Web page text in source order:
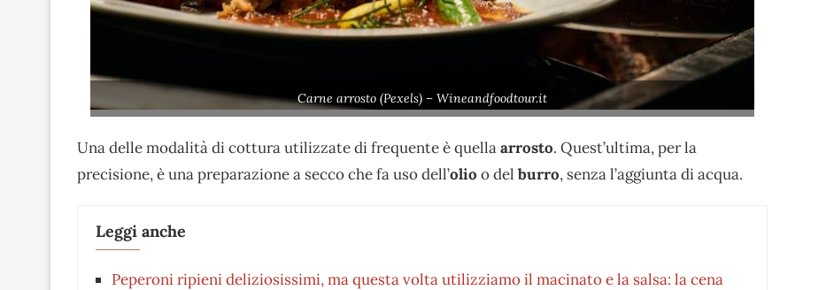
Carne arrosto (Pexels) – Wineandfoodtour.it
Una delle modalità di cottura utilizzate di frequente è quellaarrosto. Quest’ultima, per la
precisione, è una preparazione a secco che fa uso dell’olio o del burro, senza l’aggiunta di acqua.
Leggi anche
Peperoni ripieni deliziosissimi, ma questa volta utilizziamo il macinato e la salsa: la cena